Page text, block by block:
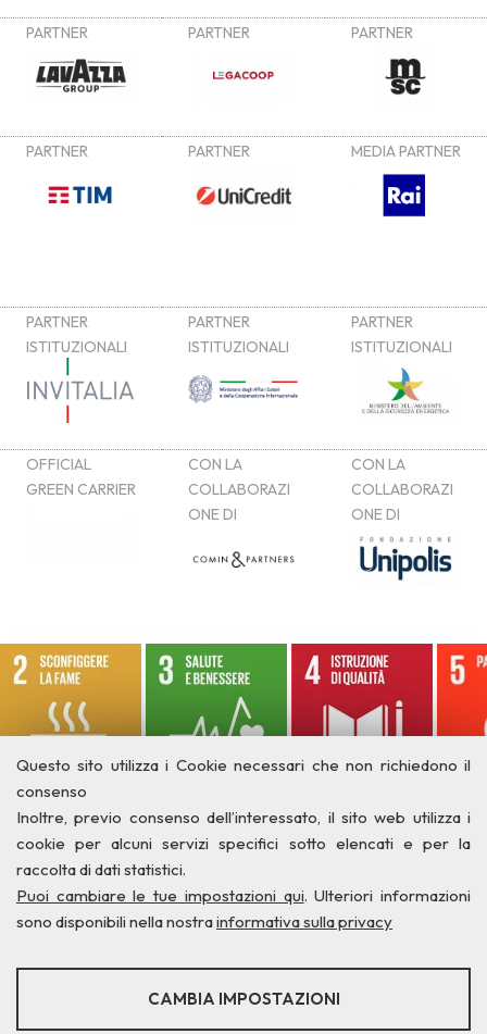
Questo sito utilizza i Cookie necessari che non richiedono il
consenso
Inoltre, previo consenso dell’interessato, il sito web utilizza i
cookie per alcuni servizi specifici sotto elencati e per la
raccolta di dati statistici.
Puoi cambiare le tue impostazioni qui. Ulteriori informazioni
sono disponibili nella nostrainformativa sulla privacy
STATISTICHE
CAMBIA IMPOSTAZIONI